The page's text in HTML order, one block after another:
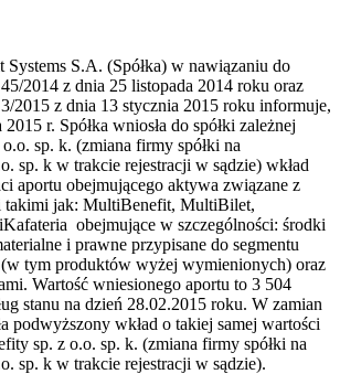
Systems S.A. (Spółka) w nawiązaniu do
2014 z dnia 25 listopada 2014 roku oraz
2015 z dnia 13 stycznia 2015 roku informuje,
r. Spółka wniosła do spółki zależnej
sp. k. (zmiana firmy spółki na
sp. k w trakcie rejestracji w sądzie) wkład
aportu obejmującego aktywa związane z
takimi jak: MultiBenefit, MultiBilet,
obejmujące w szczególności: środki
i prawne przypisane do segmentu
tym produktów wyżej wymienionych) oraz
Wartość wniesionego aportu to 3 504
stanu na dzień 28.02.2015 roku. W zamian
podwyższony wkład o takiej samej wartości
sp. z o.o. sp. k. (zmiana firmy spółki na
sp. k w trakcie rejestracji w sądzie).